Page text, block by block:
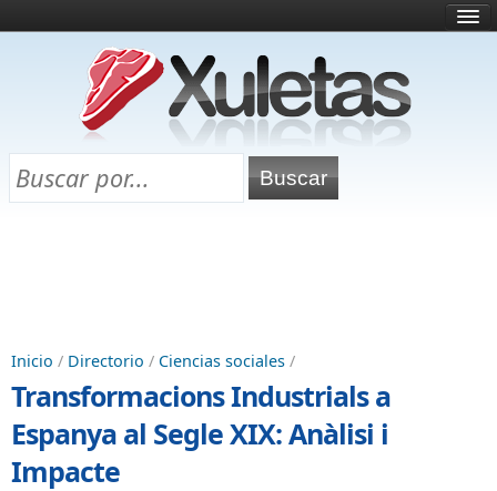
¿Qué es esto?
Directorio
Chuletas para exámenes
Inicio / Directorio / Ciencias sociales /
Transformacions Industrials a
Espanya al Segle XIX: Anàlisi i
Impacte